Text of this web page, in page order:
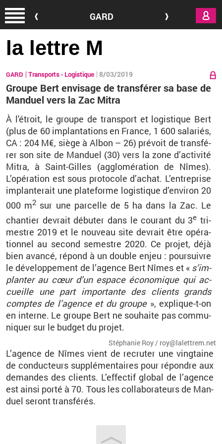
GARD
la lettre M
GARD Transports - Logistique 8/03/2019
Groupe Bert envisage de transférer sa base de
Manduel vers la Zac Mitra
À l'étroit, le groupe de trans­port et lo­gis­tique Bert
(plus de 60 im­plan­ta­tions en France, 1 600 sa­la­riés,
CA : 204 M€, siège à Albon – 26) pré­voit de trans­fé­
rer son site de Man­duel (30) vers la zone d’ac­ti­vité
Mitra, à Saint-Gilles (ag­glo­mé­ra­tion de Nîmes).
L’opé­ra­tion est sous pro­to­cole d’achat. L’en­tre­prise
im­plan­te­rait une pla­te­forme lo­gis­tique d’en­vi­ron 20
000 m2 sur une par­celle de 5 ha dans la Zac. Le
chan­tier de­vrait dé­bu­ter dans le cou­rant du 3e tri­
mestre 2019 et le nou­veau site de­vrait être opé­ra­
tion­nel au se­cond se­mestre 2020. Ce pro­jet, déjà
bien avancé, ré­pond à un double enjeu : pour­suivre
le dé­ve­lop­pe­ment de l’agence Bert Nîmes et « s’im­
plan­ter au cœurd’un es­pace éco­no­mique qui ac­
cueille une part im­por­tante des clients grands
comptes de l’agence et du groupe », ex­plique-t-on
en in­terne. Le groupe Bert ne sou­haite pas com­mu­
ni­quer sur le bud­get du pro­jet.
Sté­pha­nie Roy / roy@​la­let­trem.​net
L’agence de Nîmesvient de re­cru­ter une ving­taine
de conduc­teurs sup­plé­men­taires pour ré­pondre aux
de­mandes des clients. L’ef­fec­tif glo­bal de l’agence
est ainsi porté à 70. Tous les col­la­bo­ra­teurs de Man­
duel se­ront trans­fé­rés.